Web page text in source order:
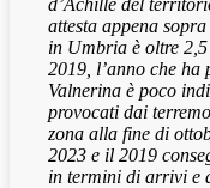
d’Achille del
attesta appena
in Umbria è oltre
2019, l’anno che ha
Valnerina è poco
provocati dai
zona alla fine di
2023 e il 2019
in termini di arrivi e